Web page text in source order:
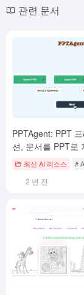
관련 문서
PPTAgent: PPT
션, 문서를 PPT로
및 평가
최신 AI 리소스 #
2 년 전